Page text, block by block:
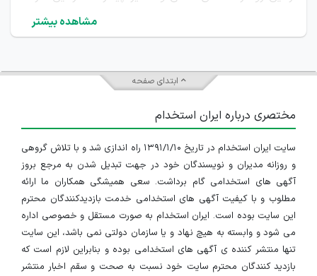
مجموعه‌ای از موقعیت‌های شغلی شامل کارشناس مرکز
(CSM) و کارشناس خدمات گارانتی می‌باشد. گستره‌ی بازار
وسیعی از صنایع را پوشش می‌دهد. ازشرکت‌های فناوری و
فروشگاه‌های اینترنتیگرفته تا
برندهای کالاهای تندمصرف
(FMCG)، موسسات مالی و ..
برای حفظ ارتباط موثر با
مشتریان خود به دنبال جذب متخصصان پشتیبانی هستند.
الگوی تکرارشونده بازارکار نشان می‌دهد در این جایگاه شغلی،
تمرکز اصلی بر مدیریت مؤثر درخواست‌ها، تحلیل مسائل و
مشاهده بیشتر
ابتدای صفحه
مختصری درباره ایران استخدام
سایت ایران استخدام در تاریخ ۱۳۹۱/۱/۱۰ راه اندازی شد و با تلاش گروهی
و روزانه مدیران و نویسندگان خود در جهت تبدیل شدن به مرجع بروز
آگهی های استخدامی گام برداشت. سعی همیشگی همکاران ما ارائه
مطلوب و با کیفیت آگهی های استخدامی خدمت بازدیدکنندگان محترم
این سایت بوده است. ایران استخدام به صورت مستقل و خصوصی اداره
می شود و وابسته به هیچ نهاد و یا سازمان دولتی نمی باشد، این سایت
تنها منتشر کننده ی آگهی های استخدامی بوده و بنابراین لازم است که
بازدید کنندگان محترم سایت خود نسبت به صحت و سقم اخبار منتشر